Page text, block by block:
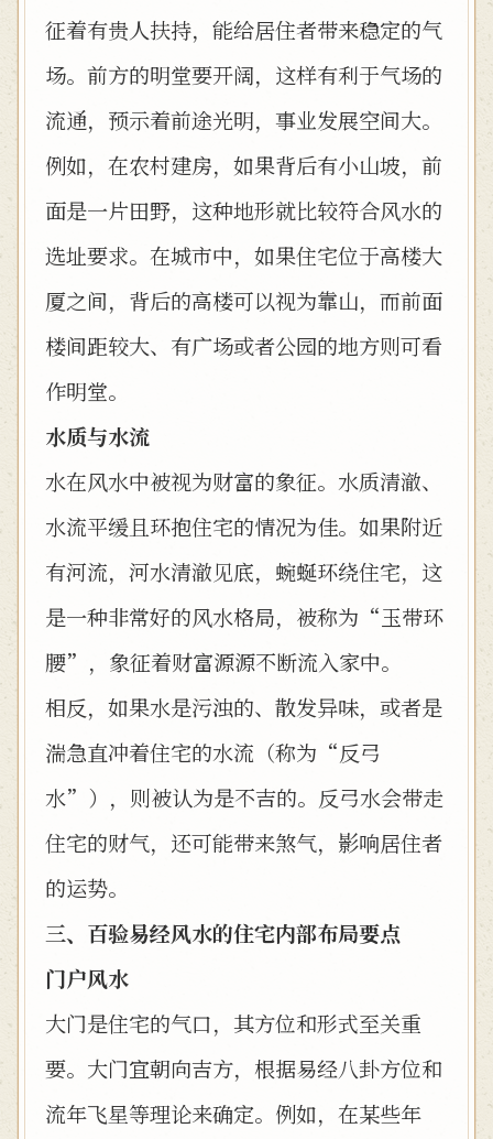
征着有贵人扶持，能给居住者带来稳定的气
场。前方的明堂要开阔，这样有利于气场的
流通，预示着前途光明，事业发展空间大。
例如，在农村建房，如果背后有小山坡，前
面是一片田野，这种地形就比较符合风水的
选址要求。在城市中，如果住宅位于高楼大
厦之间，背后的高楼可以视为靠山，而前面
楼间距较大、有广场或者公园的地方则可看
作明堂。
水质与水流
水在风水中被视为财富的象征。水质清澈、
水流平缓且环抱住宅的情况为佳。如果附近
有河流，河水清澈见底，蜿蜒环绕住宅，这
是一种非常好的风水格局，被称为“玉带环
腰”，象征着财富源源不断流入家中。
相反，如果水是污浊的、散发异味，或者是
湍急直冲着住宅的水流（称为“反弓
水”），则被认为是不吉的。反弓水会带走
住宅的财气，还可能带来煞气，影响居住者
的运势。
三、百验易经风水的住宅内部布局要点
门户风水
大门是住宅的气口，其方位和形式至关重
要。大门宜朝向吉方，根据易经八卦方位和
流年飞星等理论来确定。例如，在某些年